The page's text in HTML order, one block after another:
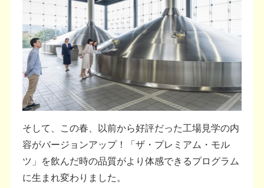
そして、この春、以前から好評だった工場見学の内
容がバージョンアップ！「ザ・プレミアム・モル
ツ」を飲んだ時の品質がより体感できるプログラム
に生まれ変わりました。